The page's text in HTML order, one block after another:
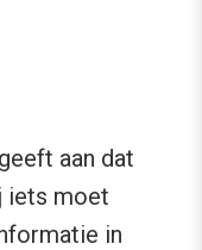
aan dat
iets moet
in